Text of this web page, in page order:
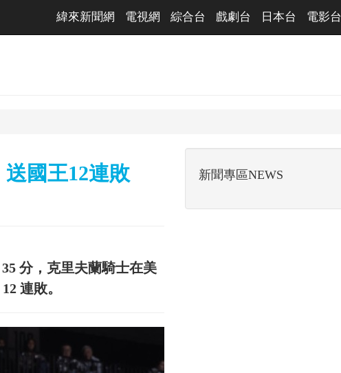
緯來新聞網 電視網 綜合台 戲劇台 日本台 電影台
國王12連敗
分，克里夫蘭騎士在美
連敗。
新聞專區NEWS